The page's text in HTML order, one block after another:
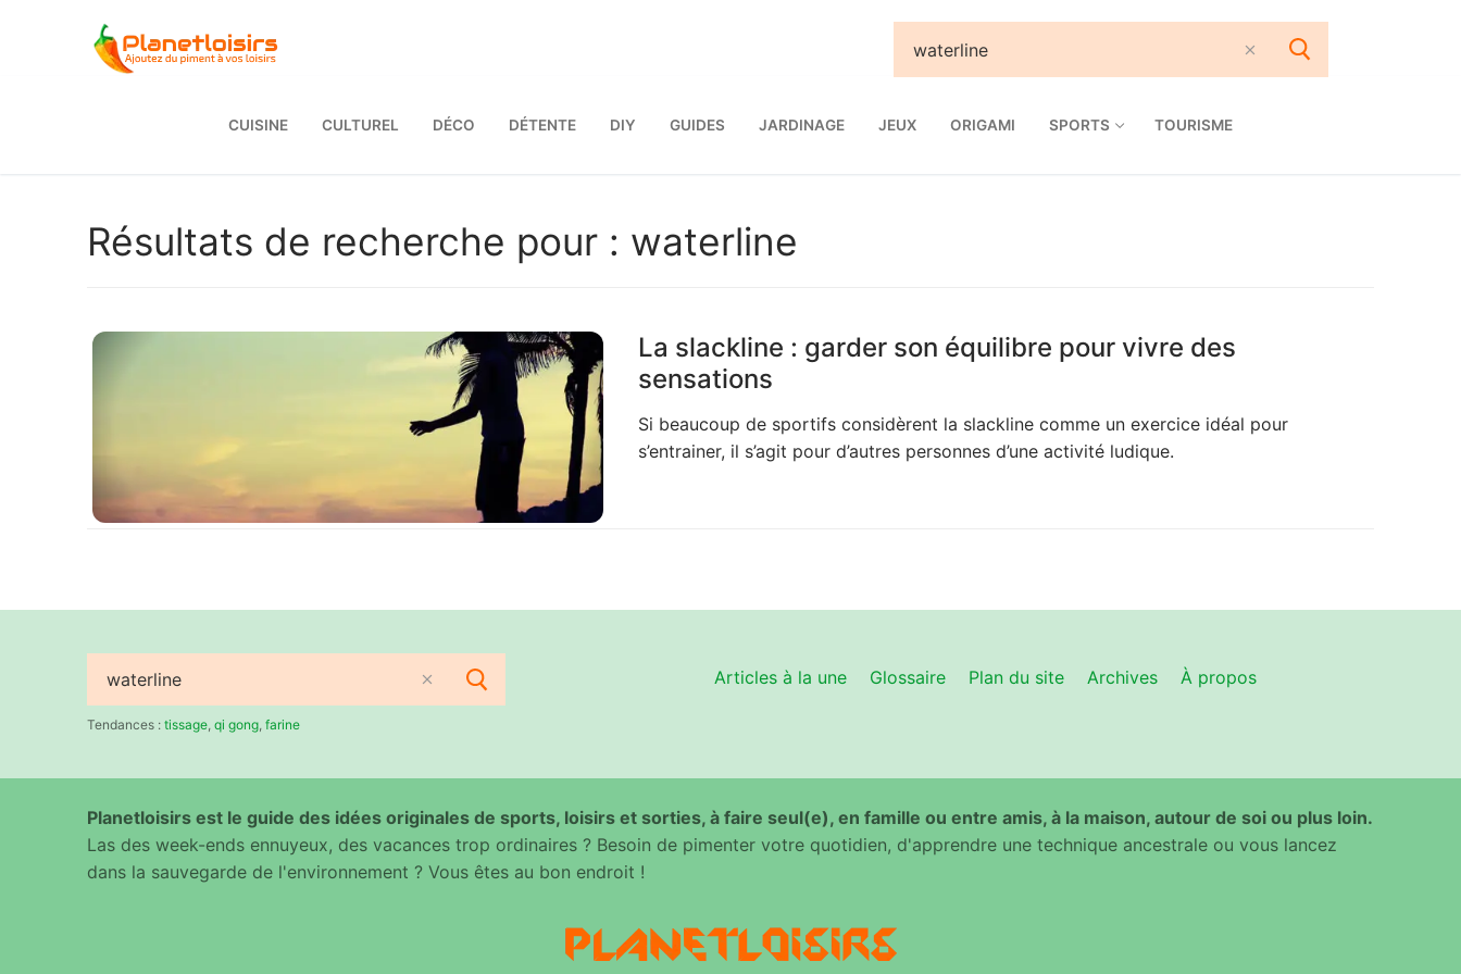
CUISINE CULTUREL DÉCO DÉTENTE DIY GUIDES JARDINAGE JEUX ORIGAMI SPORTS TOURISME
Résultats de recherche pour : waterline
La slackline : garder son équilibre pour vivre des
sensations
Si beaucoup de sportifs considèrent la slackline comme un exercice idéal pour
s’entrainer, il s’agit pour d’autres personnes d’une activité ludique.
Rechercher
:Tendances : tissage qi gong farine
Articles à la une Glossaire Plan du site Archives À propos
Planetloisirs est le guide des idées originales de sports, loisirs et sorties, à faire seul(e), en famille ou entre amis, à la maison, autour de soi ou plus loin.
Las des week-ends ennuyeux, des vacances trop ordinaires ? Besoin de pimenter votre quotidien, d'apprendre une technique ancestrale ou vous lancez
dans la sauvegarde de l'environnement ? Vous êtes au bon endroit !